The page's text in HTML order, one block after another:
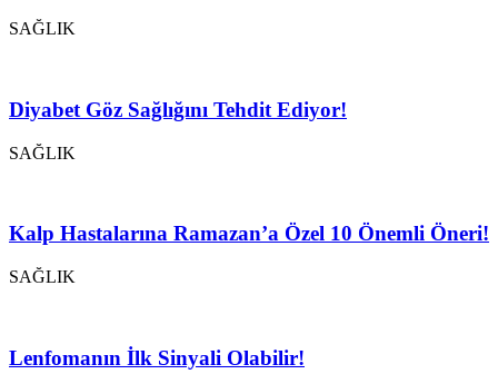
SAĞLIK
Diyabet Göz Sağlığını Tehdit Ediyor!
SAĞLIK
Kalp Hastalarına Ramazan’a Özel 10 Önemli Öneri!
SAĞLIK
Lenfomanın İlk Sinyali Olabilir!